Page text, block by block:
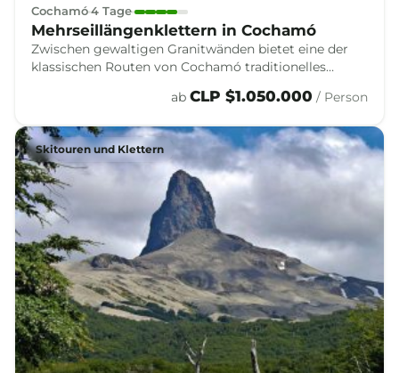
Cochamó 4 Tage
Mehrseillängenklettern in Cochamó
Zwischen gewaltigen Granitwänden bietet eine der
klassischen Routen von Cochamó traditionelles
ab CLP $1.050.000 / Person
Skitouren und Klettern